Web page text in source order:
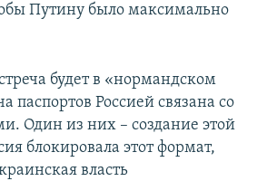
Путину было максимально
будет в «нормандском
паспортов Россией связана со
Один из них – создание этой
блокировала этот формат,
власть